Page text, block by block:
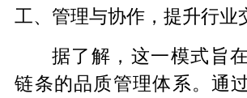
工、管理与协作，提升行业
据了解，这一模式旨
链条的品质管理体系。通